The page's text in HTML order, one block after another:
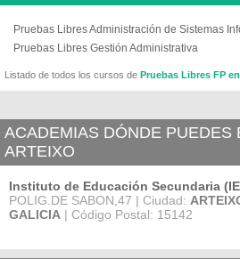
Pruebas Libres Administración de Sistemas
Pruebas Libres Gestión Administrativa
Listado de todos los cursos de Pruebas Libres FP
ACADEMIAS DÓNDE PUEDES
ARTEIXO
Instituto de Educación Secundaria
POLIG.DE SABON,47 | Ciudad:
GALICIA | Código Postal: 15142